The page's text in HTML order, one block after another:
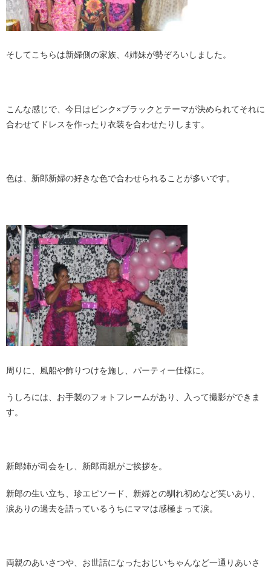
そしてこちらは新婦側の家族、4姉妹が勢ぞろいしました。
こんな感じで、今日はピンク×ブラックとテーマが決められてそれに
合わせてドレスを作ったり衣装を合わせたりします。
色は、新郎新婦の好きな色で合わせられることが多いです。
周りに、風船や飾りつけを施し、パーティー仕様に。
うしろには、お手製のフォトフレームがあり、入って撮影ができま
す。
新郎姉が司会をし、新郎両親がご挨拶を。
新郎の生い立ち、珍エピソード、新婦との馴れ初めなど笑いあり、
涙ありの過去を語っているうちにママは感極まって涙。
両親のあいさつや、お世話になったおじいちゃんなど一通りあいさ